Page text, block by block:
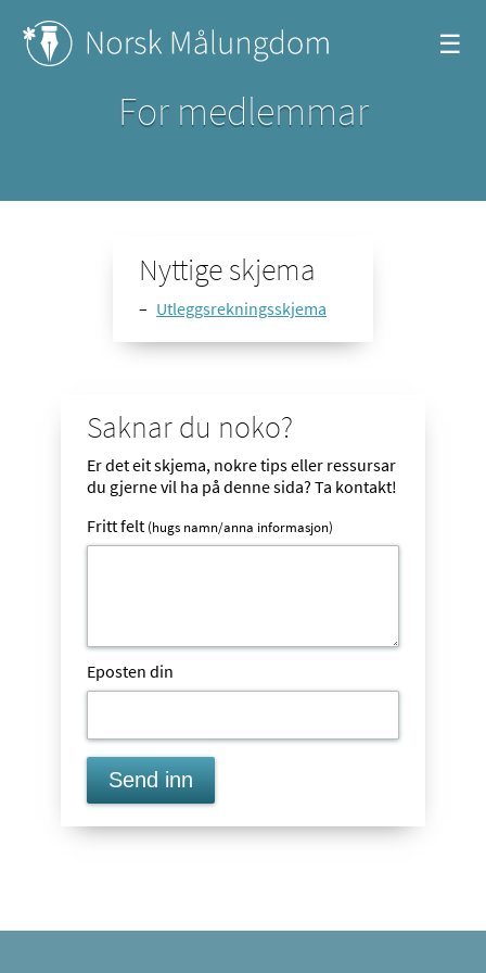
☰
For medlemmar
Nyttige skjema
Utleggsrekningsskjema
Saknar du noko?
Er det eit skjema, nokre tips eller ressursar
du gjerne vil ha på denne sida? Ta kontakt!
Fritt felt (hugs namn/anna informasjon)
Eposten din